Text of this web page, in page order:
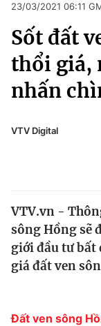
Chuyên mục
Chính trị
Xã hội
Pháp luật
Thế giới
Tin tức
Thế giới đó đây
Kinh tế
Thị trường
Pháp luật
Kinh tế
Thể thao
Truyền
Văn hóa -
23/03/2021 06:11
Sốt đất
thổi giá,
nhấn
VTV Digital
VTV.vn -
sông Hồng sẽ
giới đầu tư bất
giá đất ven
Đất ven sông